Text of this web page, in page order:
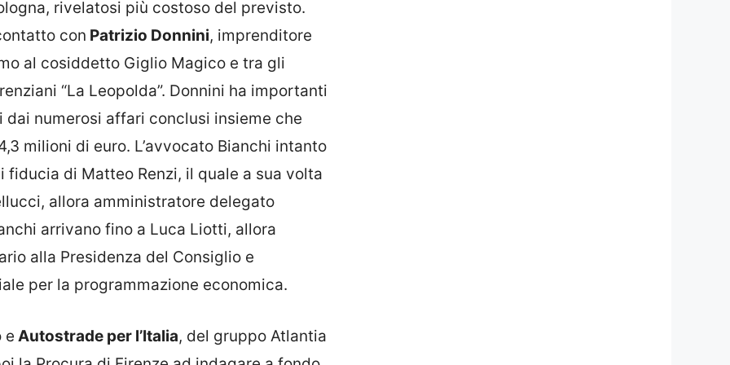
rivelatosi più costoso del previsto.
con Patrizio Donnini, imprenditore
al cosiddetto Giglio Magico e tra gli
“La Leopolda”. Donnini ha importanti
numerosi affari conclusi insieme che
milioni di euro. L’avvocato Bianchi intanto
fiducia di Matteo Renzi, il quale a sua volta
allora amministratore delegato
arrivano fino a Luca Liotti, allora
alla Presidenza del Consiglio e
per la programmazione economica.
e Autostrade per l’Italia, del gruppo Atlantia